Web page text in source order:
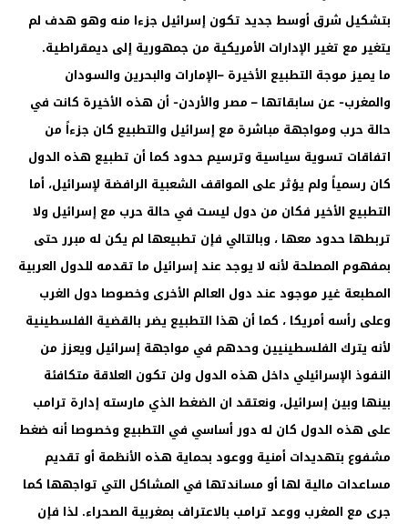
بتشكيل شرق أوسط جديد تكون إسرائيل جزءا منه وهو هدف لم
يتغير مع تغير الإدارات الأمريكية من جمهورية إلى ديمقراطية.
ما يميز موجة التطبيع الأخيرة –الإمارات والبحرين والسودان
والمغرب- عن سابقاتها – مصر والأردن- أن هذه الأخيرة كانت في
حالة حرب ومواجهة مباشرة مع إسرائيل والتطبيع كان جزءاً من
اتفاقات تسوية سياسية وترسيم حدود كما أن تطبيع هذه الدول
كان رسمياً ولم يؤثر على المواقف الشعبية الرافضة لإسرائيل، أما
التطبيع الأخير فكان من دول ليست في حالة حرب مع إسرائيل ولا
تربطها حدود معها ، وبالتالي فإن تطبيعها لم يكن له مبرر حتى
بمفهوم المصلحة لأنه لا يوجد عند إسرائيل ما تقدمه للدول العربية
المطبعة غير موجود عند دول العالم الأخرى وخصوصا دول الغرب
وعلى رأسه أمريكا ، كما أن هذا التطبيع يضر بالقضية الفلسطينية
لأنه يترك الفلسطينيين وحدهم في مواجهة إسرائيل ويعزز من
النفوذ الإسرائيلي داخل هذه الدول ولن تكون العلاقة متكافئة
بينها وبين إسرائيل، ونعتقد ان الضغط الذي مارسته إدارة ترامب
على هذه الدول كان له دور أساسي في التطبيع وخصوصا أنه ضغط
مشفوع بتهديدات أمنية ووعود بحماية هذه الأنظمة أو تقديم
مساعدات مالية لها أو مساندتها في المشاكل التي تواجهها كما
جرى مع المغرب ووعد ترامب بالاعتراف بمغربية الصحراء. لذا فإن